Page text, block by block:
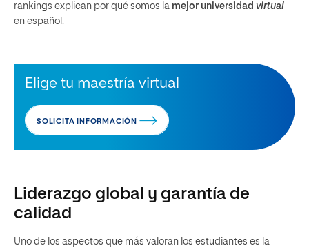
rankings explican por qué somos la mejor universidad virtual
en español.
Elige tu maestría virtual
SOLICITA INFORMACIÓN
Liderazgo global y garantía de
calidad
Uno de los aspectos que más valoran los estudiantes es la